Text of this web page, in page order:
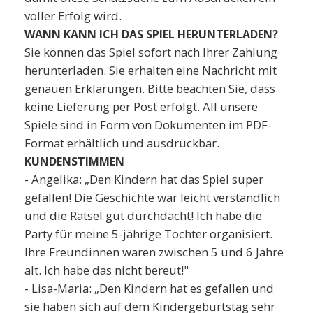
voller Erfolg wird.
WANN KANN ICH DAS SPIEL HERUNTERLADEN?
Sie können das Spiel sofort nach Ihrer Zahlung
herunterladen. Sie erhalten eine Nachricht mit
genauen Erklärungen. Bitte beachten Sie, dass
keine Lieferung per Post erfolgt. All unsere
Spiele sind in Form von Dokumenten im PDF-
Format erhältlich und ausdruckbar.
KUNDENSTIMMEN
- Angelika: „Den Kindern hat das Spiel super
gefallen! Die Geschichte war leicht verständlich
und die Rätsel gut durchdacht! Ich habe die
Party für meine 5-jährige Tochter organisiert.
Ihre Freundinnen waren zwischen 5 und 6 Jahre
alt. Ich habe das nicht bereut!"
- Lisa-Maria: „Den Kindern hat es gefallen und
sie haben sich auf dem Kindergeburtstag sehr